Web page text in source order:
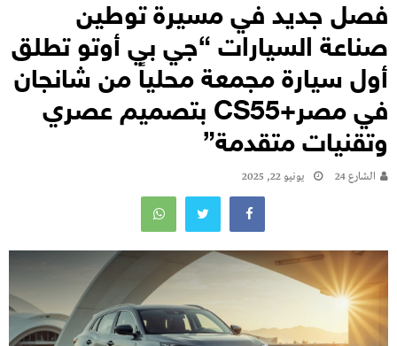
فصل جديد في مسيرة توطين
صناعة السيارات “جي بي أوتو تطلق
أول سيارة مجمعة محلياً من شانجان
في مصر+CS55 بتصميم عصري
وتقنيات متقدمة”
الشارع 24 يونيو 22, 2025